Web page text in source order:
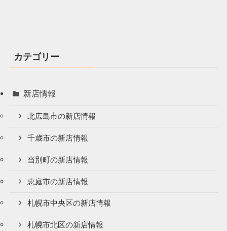
カテゴリー
新店情報
北広島市の新店情報
千歳市の新店情報
当別町の新店情報
恵庭市の新店情報
札幌市中央区の新店情報
札幌市北区の新店情報